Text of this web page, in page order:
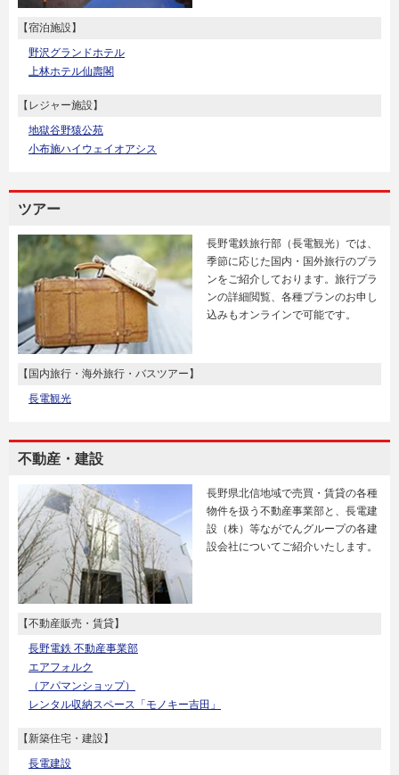
【宿泊施設】
野沢グランドホテル
上林ホテル仙壽閣
【レジャー施設】
地獄谷野猿公苑
小布施ハイウェイオアシス
ツアー
長野電鉄旅行部（長電観光）では、
季節に応じた国内・国外旅行のプラ
ンをご紹介しております。旅行プラ
ンの詳細閲覧、各種プランのお申し
込みもオンラインで可能です。
【国内旅行・海外旅行・バスツアー】
長電観光
不動産・建設
長野県北信地域で売買・賃貸の各種
物件を扱う不動産事業部と、長電建
設（株）等ながでんグループの各建
設会社についてご紹介いたします。
【不動産販売・賃貸】
長野電鉄 不動産事業部
エアフォルク
（アパマンショップ）
レンタル収納スペース「モノキー吉田」
【新築住宅・建設】
長電建設